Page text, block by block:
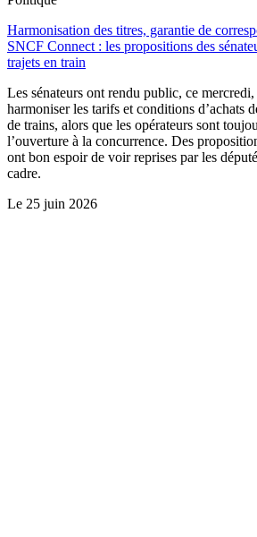
Harmonisation des titres, garantie de
SNCF Connect : les propositions des
trajets en train
Les sénateurs ont rendu public, ce
harmoniser les tarifs et conditions d’achats
de trains, alors que les opérateurs sont
l’ouverture à la concurrence. Des
ont bon espoir de voir reprises par les
cadre.
Le 25 juin 2026